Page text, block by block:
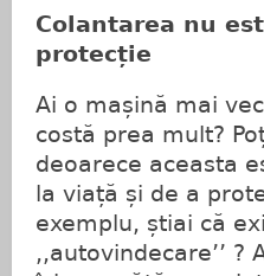
Colantarea nu
protecție
Ai o mașină mai
costă prea mult?
deoarece aceasta
la viață și de a
exemplu, știai că
,,autovindecare’’